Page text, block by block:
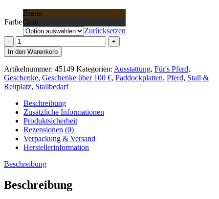
Farbe
Braun
Grau
Zurücksetzen
Vierkantprofil
Menge
In den Warenkorb
Artikelnummer: 45149 Kategorien: Ausstattung, Für's Pferd,
Geschenke, Geschenke über 100 €, Paddockplatten, Pferd, Stall &
Reitplatz, Stallbedarf
Beschreibung
Zusätzliche Informationen
Produktsicherheit
Rezensionen (0)
Verpackung & Versand
Herstellerinformation
Beschreibung
Beschreibung